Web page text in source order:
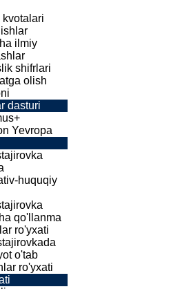
kvotalari
ilmiy
shifrlari
olish
dasturi
Yevropa
huquqiy
qo'llanma
ro'yxati
o'tab
ro'yxati